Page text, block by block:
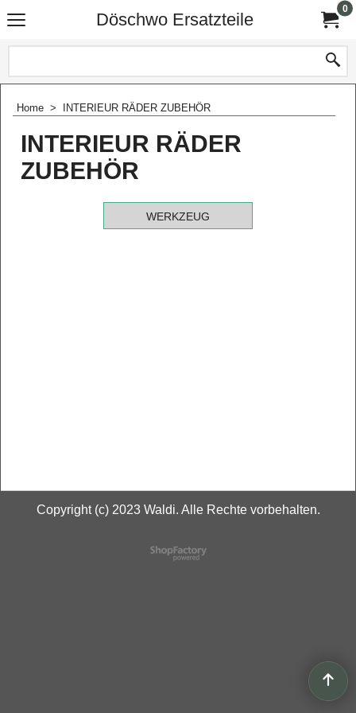
Döschwo Ersatzteile
0
Home > INTERIEUR RÄDER ZUBEHÖR
INTERIEUR RÄDER
ZUBEHÖR
WERKZEUG
Copyright (c) 2023 Waldi. Alle Rechte vorbehalten.
WebShop erstellt mit
ShopFactory Shop